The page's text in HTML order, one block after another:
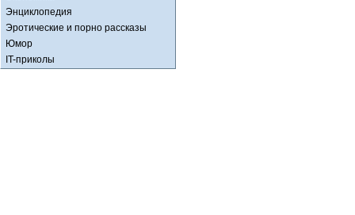
Энциклопедия
Эротические и порно рассказы
Юмор
IT-приколы